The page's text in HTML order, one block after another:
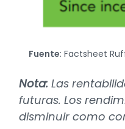
Fuente: Factsheet
Nota: Las
futuras. Los
disminuir como